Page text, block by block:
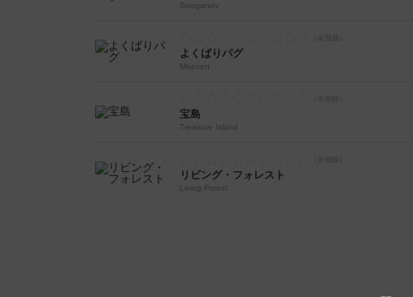
Stroganov
よくばりパグ
Mopsen
宝島
Treasure Island
リビング・フォレスト
Living Forest